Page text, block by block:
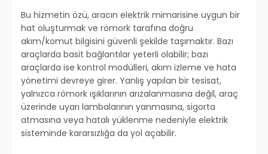
Bu hizmetin özü, aracın elektrik mimarisine uygun bir
hat oluşturmak ve römork tarafına doğru
akım/komut bilgisini güvenli şekilde taşımaktır. Bazı
araçlarda basit bağlantılar yeterli olabilir; bazı
araçlarda ise kontrol modülleri, akım izleme ve hata
yönetimi devreye girer. Yanlış yapılan bir tesisat,
yalnızca römork ışıklarının arızalanmasına değil, araç
üzerinde uyarı lambalarının yanmasına, sigorta
atmasına veya hatalı yüklenme nedeniyle elektrik
sisteminde kararsızlığa da yol açabilir.